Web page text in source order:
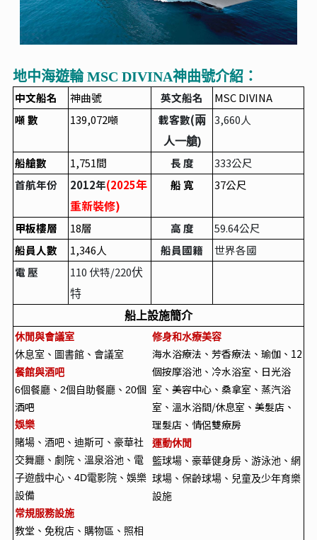
地中海遊輪 MSC DIVINA神曲號介紹：
中文船名 神曲號 英文船名
MSC DIVINA
噸 數
139,072噸 載客數(兩
人一艙)
3,660人
船艙數 1,751間 長 度 333公尺
首航年份
2012年(2025年
重新裝修)
船 寬 37公尺
甲板樓層 18層 高 度 59.64公尺
船員人數
1,346人 船員國籍
世界各國
電 壓
110 伏特/220伏
特
船上設施簡介
休閒與會議室
休息室、圖書館、會議室
餐館與酒吧
6個餐廳、2個自助餐廳、20個
酒吧
娛樂
賭場、酒吧、迪斯可、豪華社
交舞廳、劇院、溫泉浴池、電
子遊戲中心、4D電影院、娛樂
設備
常規服務設施
教堂、免稅店、購物區、照相
修身和水療美容
海水浴療法、芳香療法、瑜伽、12
個按摩浴池、冷水浴室、日光浴
室、美容中心、桑拿室、蒸汽浴
室、溫水浴間/休息室、美髮店、
理髮店、情侶雙療房
運動休閒
籃球場、豪華健身房、游泳池、網
球場、保齡球場、兒童及少年育樂
設施